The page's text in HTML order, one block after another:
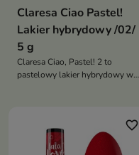
Claresa Ciao Pastel!
Lakier hybrydowy /02/
5 g
Claresa Ciao, Pastel! 2 to
pastelowy lakier hybrydowy w
manicure i trwałość stylizacji
nawet do 3 tygodni
favorite_border